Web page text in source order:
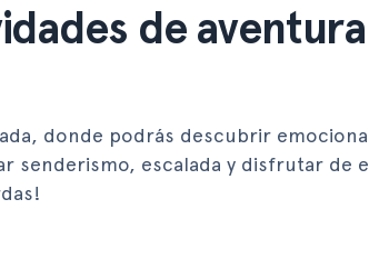
de aventura
donde podrás descubrir
senderismo, escalada y disfrutar de